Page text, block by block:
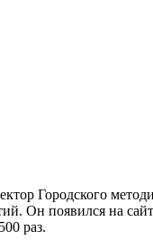
Городского
Он появился на
раз.